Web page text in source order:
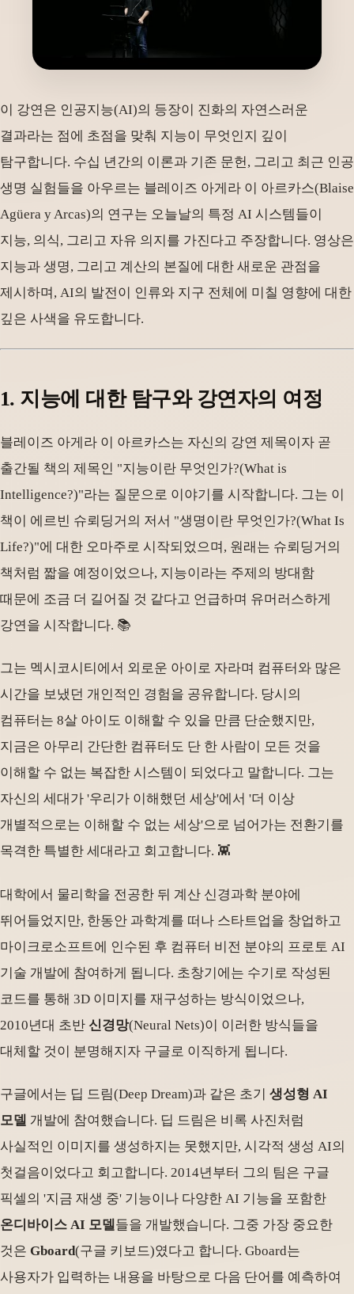
이 강연은 인공지능(AI)의 등장이 진화의 자연스러운
결과라는 점에 초점을 맞춰 지능이 무엇인지 깊이
탐구합니다. 수십 년간의 이론과 기존 문헌, 그리고 최근 인공
생명 실험들을 아우르는 블레이즈 아게라 이 아르카스(Blaise
Agüera y Arcas)의 연구는 오늘날의 특정 AI 시스템들이
지능, 의식, 그리고 자유 의지를 가진다고 주장합니다. 영상은
지능과 생명, 그리고 계산의 본질에 대한 새로운 관점을
제시하며, AI의 발전이 인류와 지구 전체에 미칠 영향에 대한
깊은 사색을 유도합니다.
1. 지능에 대한 탐구와 강연자의 여정
블레이즈 아게라 이 아르카스는 자신의 강연 제목이자 곧
출간될 책의 제목인 "지능이란 무엇인가?(What is
Intelligence?)"라는 질문으로 이야기를 시작합니다. 그는 이
책이 에르빈 슈뢰딩거의 저서 "생명이란 무엇인가?(What Is
Life?)"에 대한 오마주로 시작되었으며, 원래는 슈뢰딩거의
책처럼 짧을 예정이었으나, 지능이라는 주제의 방대함
때문에 조금 더 길어질 것 같다고 언급하며 유머러스하게
강연을 시작합니다. 📚
그는 멕시코시티에서 외로운 아이로 자라며 컴퓨터와 많은
시간을 보냈던 개인적인 경험을 공유합니다. 당시의
컴퓨터는 8살 아이도 이해할 수 있을 만큼 단순했지만,
지금은 아무리 간단한 컴퓨터도 단 한 사람이 모든 것을
이해할 수 없는 복잡한 시스템이 되었다고 말합니다. 그는
자신의 세대가 '우리가 이해했던 세상'에서 '더 이상
개별적으로는 이해할 수 없는 세상'으로 넘어가는 전환기를
목격한 특별한 세대라고 회고합니다. 👾
대학에서 물리학을 전공한 뒤 계산 신경과학 분야에
뛰어들었지만, 한동안 과학계를 떠나 스타트업을 창업하고
마이크로소프트에 인수된 후 컴퓨터 비전 분야의 프로토 AI
기술 개발에 참여하게 됩니다. 초창기에는 수기로 작성된
코드를 통해 3D 이미지를 재구성하는 방식이었으나,
2010년대 초반 신경망(Neural Nets)이 이러한 방식들을
대체할 것이 분명해지자 구글로 이직하게 됩니다.
구글에서는 딥 드림(Deep Dream)과 같은 초기 생성형 AI
모델 개발에 참여했습니다. 딥 드림은 비록 사진처럼
사실적인 이미지를 생성하지는 못했지만, 시각적 생성 AI의
첫걸음이었다고 회고합니다. 2014년부터 그의 팀은 구글
픽셀의 '지금 재생 중' 기능이나 다양한 AI 기능을 포함한
온디바이스 AI 모델들을 개발했습니다. 그중 가장 중요한
것은 Gboard(구글 키보드)였다고 합니다. Gboard는
사용자가 입력하는 내용을 바탕으로 다음 단어를 예측하여